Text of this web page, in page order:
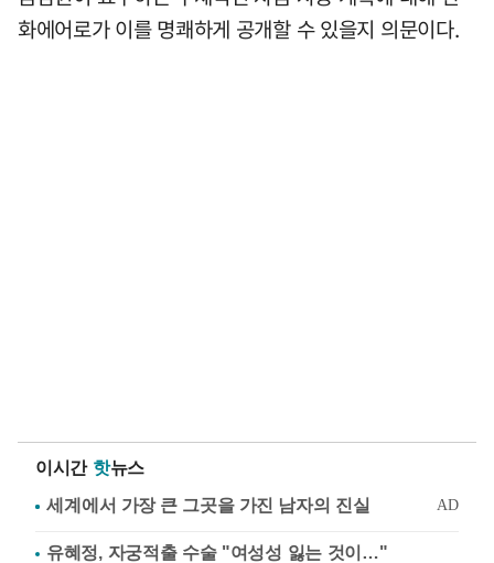
화에어로가 이를 명쾌하게 공개할 수 있을지 의문이다.
이시간 핫뉴스
유혜정, 자궁적출 수술 "여성성 잃는 것이…"